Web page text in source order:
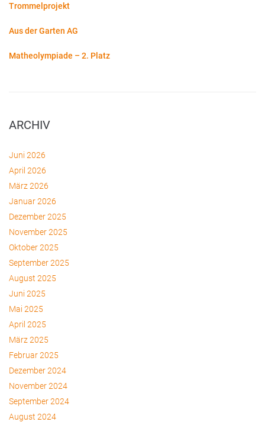
Trommelprojekt
Aus der Garten AG
Matheolympiade – 2. Platz
ARCHIV
Juni 2026
April 2026
März 2026
Januar 2026
Dezember 2025
November 2025
Oktober 2025
September 2025
August 2025
Juni 2025
Mai 2025
April 2025
März 2025
Februar 2025
Dezember 2024
November 2024
September 2024
August 2024